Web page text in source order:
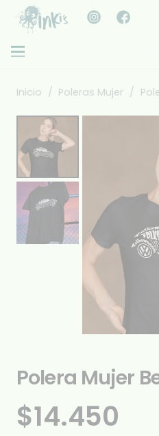
Inicio / Poleras Mujer /
Polera Mujer
$14.450